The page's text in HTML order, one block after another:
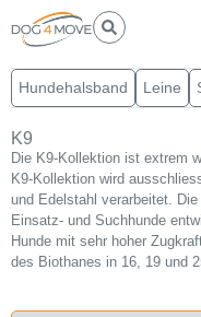
Hundehalsband Leine
K9
Die K9‑Kollektion ist extrem
K9‑Kollektion wird
und Edelstahl verarbeitet.
Einsatz‑ und Suchhunde
Hunde mit sehr hoher
des Biothanes in 16, 19 und